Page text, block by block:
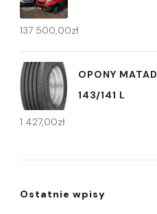
137 500,00zł
OPONY
143/141 L
1 427,00zł
Ostatnie wpisy